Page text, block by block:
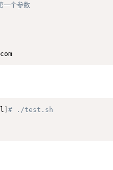
一个参数
]# ./test.sh